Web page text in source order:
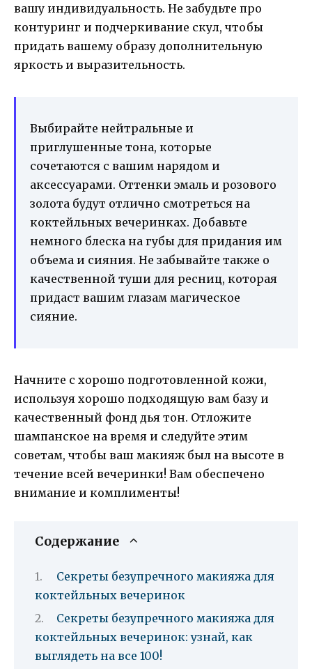
вашу индивидуальность. Не забудьте про
контуринг и подчеркивание скул, чтобы
придать вашему образу дополнительную
яркость и выразительность.
Выбирайте нейтральные и
приглушенные тона, которые
сочетаются с вашим нарядом и
аксессуарами. Оттенки эмаль и розового
золота будут отлично смотреться на
коктейльных вечеринках. Добавьте
немного блеска на губы для придания им
объема и сияния. Не забывайте также о
качественной туши для ресниц, которая
придаст вашим глазам магическое
сияние.
Начните с хорошо подготовленной кожи,
используя хорошо подходящую вам базу и
качественный фонд дья тон. Отложите
шампанское на время и следуйте этим
советам, чтобы ваш макияж был на высоте в
течение всей вечеринки! Вам обеспечено
внимание и комплименты!
Содержание
Секреты безупречного макияжа для
коктейльных вечеринок
Секреты безупречного макияжа для
коктейльных вечеринок: узнай, как
выглядеть на все 100!